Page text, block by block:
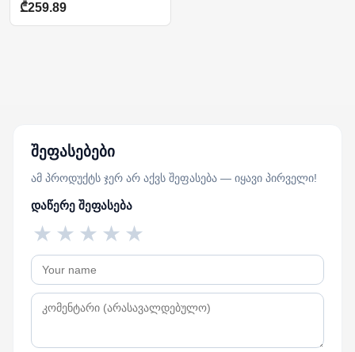
₾259.89
შეფასებები
ამ პროდუქტს ჯერ არ აქვს შეფასება — იყავი პირველი!
დაწერე შეფასება
★
★
★
★
★